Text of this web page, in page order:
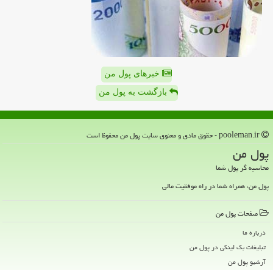
خبرهای پول من
بازگشت به پول من
پول من
محاسبه گر پول شما
پول من، همراه شما در راه موفقیت مالی
صفحات پول من
درباره ما
تبلیغات بک لینکی در پول من
آرشیو پول من